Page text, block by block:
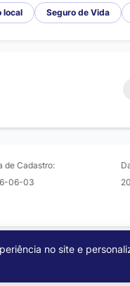
local Seguro de Vida
de Cadastro:
06-03
no site e